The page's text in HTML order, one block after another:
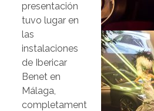
presentación
tuvo lugar en
las
instalaciones
de Ibericar
Benet en
Málaga,
completament